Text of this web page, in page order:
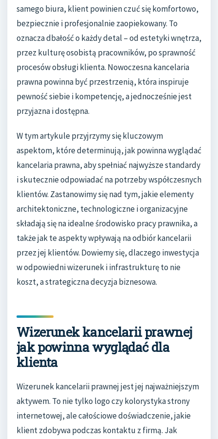
samego biura, klient powinien czuć się komfortowo,
bezpiecznie i profesjonalnie zaopiekowany. To
oznacza dbałość o każdy detal – od estetyki wnętrza,
przez kulturę osobistą pracowników, po sprawność
procesów obsługi klienta. Nowoczesna kancelaria
prawna powinna być przestrzenią, która inspiruje
pewność siebie i kompetencję, a jednocześnie jest
przyjazna i dostępna.
W tym artykule przyjrzymy się kluczowym
aspektom, które determinują, jak powinna wyglądać
kancelaria prawna, aby spełniać najwyższe standardy
i skutecznie odpowiadać na potrzeby współczesnych
klientów. Zastanowimy się nad tym, jakie elementy
architektoniczne, technologiczne i organizacyjne
składają się na idealne środowisko pracy prawnika, a
także jak te aspekty wpływają na odbiór kancelarii
przez jej klientów. Dowiemy się, dlaczego inwestycja
w odpowiedni wizerunek i infrastrukturę to nie
koszt, a strategiczna decyzja biznesowa.
Wizerunek kancelarii prawnej
jak powinna wyglądać dla
klienta
Wizerunek kancelarii prawnej jest jej najważniejszym
aktywem. To nie tylko logo czy kolorystyka strony
internetowej, ale całościowe doświadczenie, jakie
klient zdobywa podczas kontaktu z firmą. Jak